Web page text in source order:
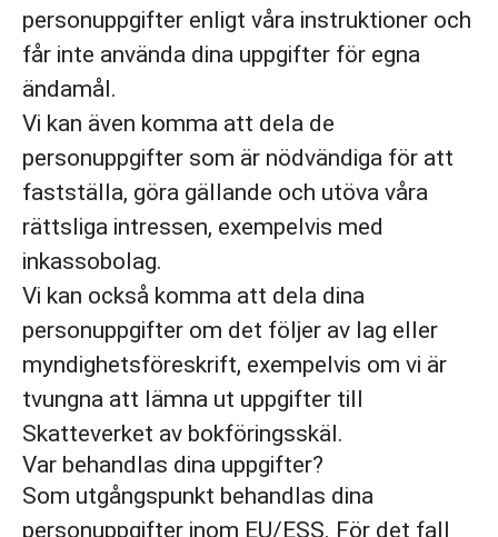
personuppgifter enligt våra instruktioner och
får inte använda dina uppgifter för egna
ändamål.
Vi kan även komma att dela de
personuppgifter som är nödvändiga för att
fastställa, göra gällande och utöva våra
rättsliga intressen, exempelvis med
inkassobolag.
Vi kan också komma att dela dina
personuppgifter om det följer av lag eller
myndighetsföreskrift, exempelvis om vi är
tvungna att lämna ut uppgifter till
Skatteverket av bokföringsskäl.
Var behandlas dina uppgifter?
Som utgångspunkt behandlas dina
personuppgifter inom EU/ESS. För det fall